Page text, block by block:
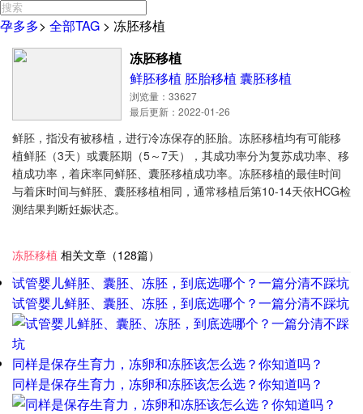
孕多多> 全部TAG > 冻胚移植
冻胚移植
鲜胚移植 胚胎移植 囊胚移植
浏览量：33627
最后更新：2022-01-26
鲜胚，指没有被移植，进行冷冻保存的胚胎。冻胚移植均有可能移
植鲜胚（3天）或囊胚期（5～7天），其成功率分为复苏成功率、移
植成功率，着床率同鲜胚、囊胚移植成功率。冻胚移植的最佳时间
与着床时间与鲜胚、囊胚移植相同，通常移植后第10-14天依HCG检
测结果判断妊娠状态。
冻胚移植 相关文章（128篇）
试管婴儿鲜胚、囊胚、冻胚，到底选哪个？一篇分清不踩坑
试管婴儿鲜胚、囊胚、冻胚，到底选哪个？一篇分清不踩坑
同样是保存生育力，冻卵和冻胚该怎么选？你知道吗？
同样是保存生育力，冻卵和冻胚该怎么选？你知道吗？